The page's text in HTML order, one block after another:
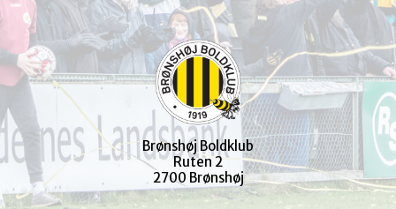
Brønshøj Boldklub
Ruten 2
2700 Brønshøj